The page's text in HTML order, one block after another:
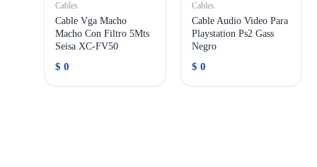
Cables
Cable Vga Macho
Macho Con Filtro 5Mts
Seisa XC-FV50
$ 0
Cables
Cable Audio Video Para
Playstation Ps2 Gass
Negro
$ 0